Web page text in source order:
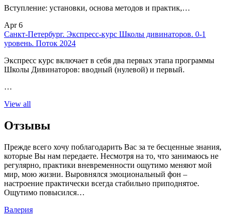
Вступление: установки, основа методов и практик,…
Apr 6
Санкт-Петербург. Экспресс-курс Школы дивинаторов. 0-1
уровень. Поток 2024
Экспресс курс включает в себя два первых этапа программы
Школы Дивинаторов: вводный (нулевой) и первый.
…
View all
Отзывы
Прежде всего хочу поблагодарить Вас за те бесценные знания,
которые Вы нам передаете. Несмотря на то, что занимаюсь не
регулярно, практики вневременности ощутимо меняют мой
мир, мою жизни. Выровнялся эмоциональный фон –
настроение практически всегда стабильно приподнятое.
Ощутимо повысился…
Валерия